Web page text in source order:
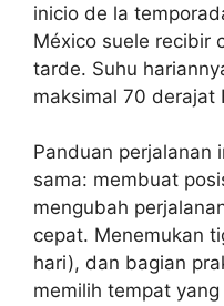
inicio de la
México suele recibir
tarde. Suhu
maksimal 70 derajat
Panduan perjalanan
sama: membuat
mengubah
cepat. Menemukan
hari), dan bagian
memilih tempat